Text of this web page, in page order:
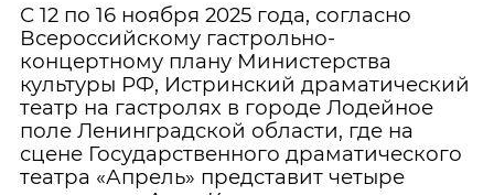
С 12 по 16 ноября 2025 года, согласно
Всероссийскому гастрольно-
концертному плану Министерства
культуры РФ, Истринский драматический
театр на гастролях в городе Лодейное
поле Ленинградской области, где на
сцене Государственного драматического
театра «Апрель» представит четыре